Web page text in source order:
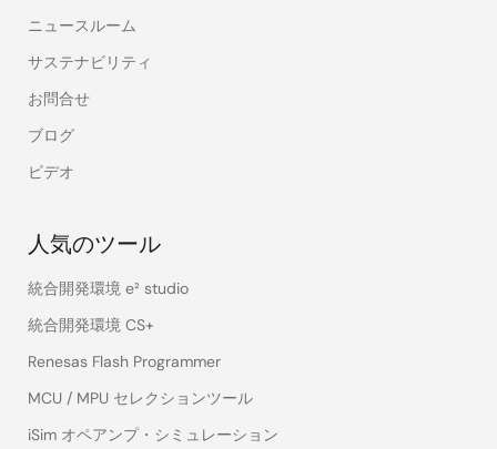
ニュースルーム
サステナビリティ
お問合せ
ブログ
ビデオ
人気のツール
統合開発環境 e² studio
統合開発環境 CS+
Renesas Flash Programmer
MCU / MPU セレクションツール
iSim オペアンプ・シミュレーション